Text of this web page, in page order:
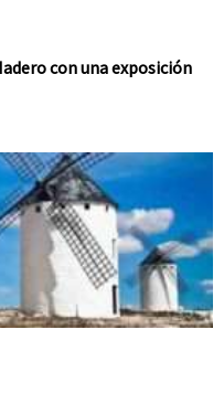
con una exposición